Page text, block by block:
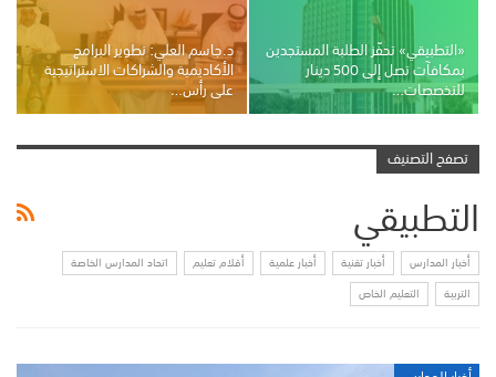
«التطبيقي» تحفّز الطلبة المستجدين
بمكافآت تصل إلى 500 دينار
للتخصصات…
د.جاسم العلي: تطوير البرامج
الأكاديمية والشراكات الاستراتيجية
على رأس…
تصفح التصنيف
التطبيقي
أخبار المدارس أخبار تقنية أخبار علمية أقلام تعليم
اتحاد المدارس الخاصة
التربية
التعليم الخاص